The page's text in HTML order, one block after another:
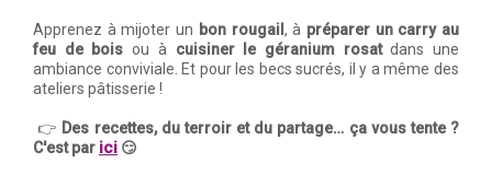
Apprenez à mijoter un bon rougail, à préparer un carry au
feu de boisou à cuisiner le géranium rosatdans une
ambiance conviviale. Et pour les becs sucrés, il y a même des
ateliers pâtisserie !
👉 Des recettes, du terroir et du partage… ça vous tente ?
C'est par ici 😏